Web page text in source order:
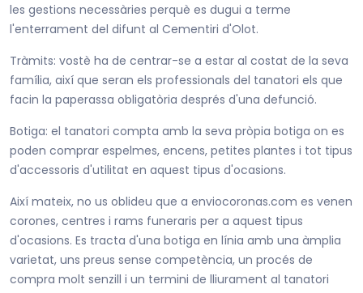
les gestions necessàries perquè es dugui a terme
l'enterrament del difunt al Cementiri d'Olot.
Tràmits: vostè ha de centrar-se a estar al costat de la seva
família, així que seran els professionals del tanatori els que
facin la paperassa obligatòria després d'una defunció.
Botiga: el tanatori compta amb la seva pròpia botiga on es
poden comprar espelmes, encens, petites plantes i tot tipus
d'accessoris d'utilitat en aquest tipus d'ocasions.
Així mateix, no us oblideu que a enviocoronas.com es venen
corones, centres i rams funeraris per a aquest tipus
d'ocasions. Es tracta d'una botiga en línia amb una àmplia
varietat, uns preus sense competència, un procés de
compra molt senzill i un termini de lliurament al tanatori